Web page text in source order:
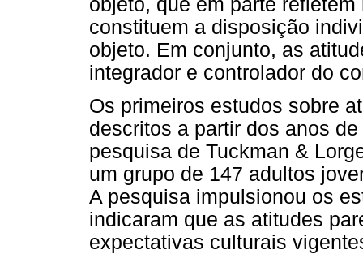
objeto, que em parte
constituem a disposição
objeto. Em conjunto, as
integrador e controlador do
Os primeiros estudos sobre
descritos a partir dos anos
pesquisa de Tuckman &
um grupo de 147 adultos
A pesquisa impulsionou os
indicaram que as atitudes
expectativas culturais